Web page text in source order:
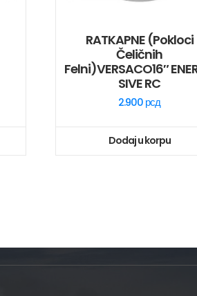
RATKAPNE (pokloci
Čeličnih
Felni)VERSACO16″
SIVE RC
2.900 рсд
Dodaj u korpu